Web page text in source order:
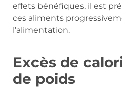
effets bénéfiques, il est
ces aliments
l’alimentation.
Excès de
de poids